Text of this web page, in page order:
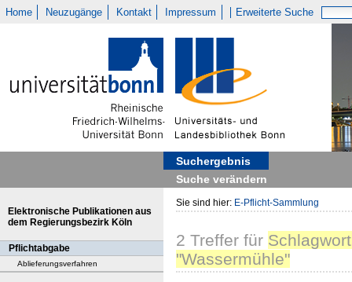
Home Neuzugänge Kontakt Impressum Erweiterte Suche
Suchergebnis
Suche verändern
Elektronische Publikationen aus
dem Regierungsbezirk Köln
Pflichtabgabe
Ablieferungsverfahren
Sie sind hier: E-Pflicht-Sammlung
2 Treffer für
"Wassermühle"